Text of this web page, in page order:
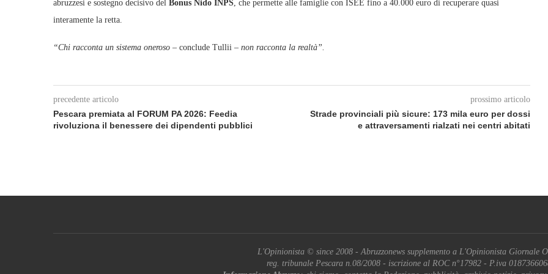
abruzzesi e sostegno decisivo del Bonus Nido INPS, che permette alle famiglie con ISEE fino a 40.000 euro di recuperare quasi
interamente la retta.
“Chi racconta un sistema oneroso – conclude Tullii – non racconta la realtà”.
precedente articolo
Pescara premiata al FORUM PA 2026: Feedia
rivoluziona il benessere dei dipendenti pubblici
prossimo articolo
Strade provinciali più sicure: 173 mila euro per dossi
e attraversamenti rialzati nei centri abitati
L'Opinionista © since 2008 - Abruzzonews supplemento a L'Opinionista Giornale
reg. tribunale Pescara n.08/2008 - iscrizione al ROC n°17982 - P.iva